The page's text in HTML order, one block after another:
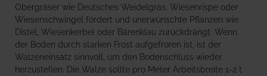
Obergräser wie Deutsches Weidelgras, Wiesenrispe oder
Wiesenschwingel fördert und unerwünschte Pflanzen wie
Distel, Wiesenkerbel oder Bärenklau zurückdrängt. Wenn
der Boden durch starken Frost aufgefroren ist, ist der
Walzeneinsatz sinnvoll, um den Bodenschluss wieder
herzustellen. Die Walze sollte pro Meter Arbeitsbreite 1-2 t